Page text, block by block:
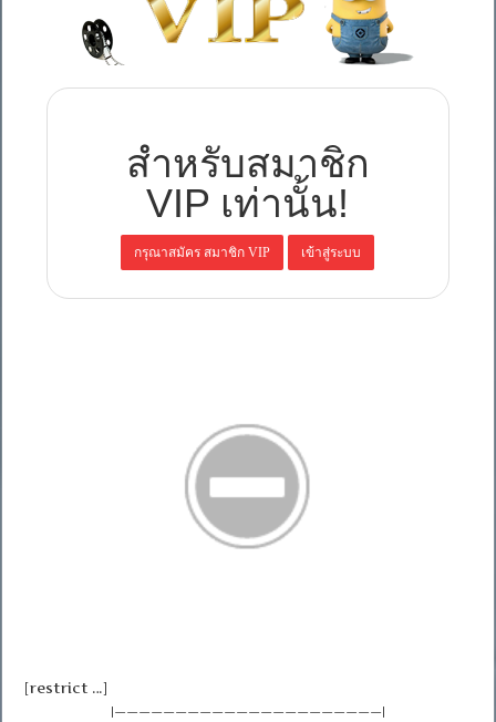
สำหรับสมาชิก
VIP เท่านั้น!
[restrict …]
|——————————————————————|